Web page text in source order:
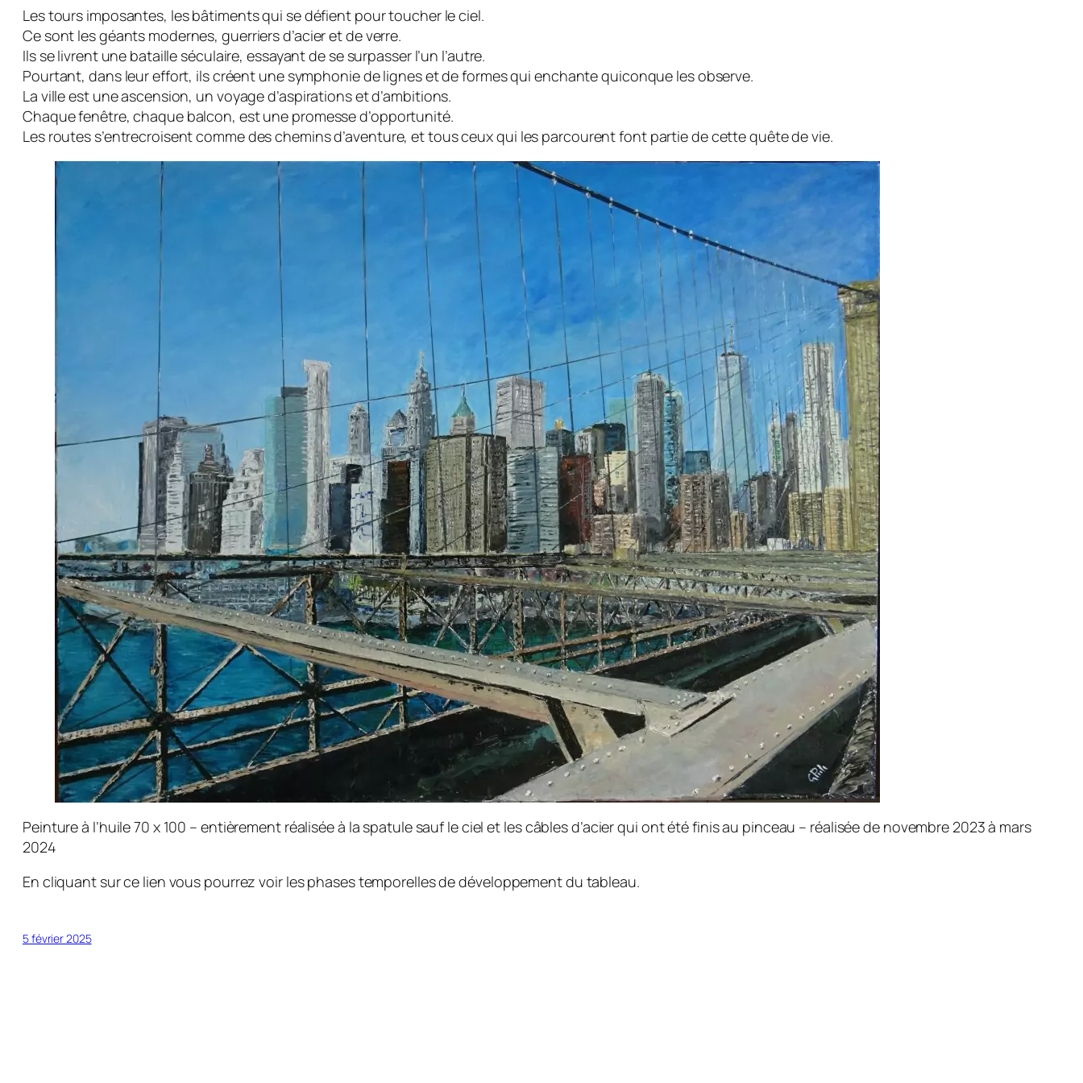
Les tours imposantes, les bâtiments qui se défient pour toucher le ciel.
Ce sont les géants modernes, guerriers d’acier et de verre.
Ils se livrent une bataille séculaire, essayant de se surpasser l’un l’autre.
Pourtant, dans leur effort, ils créent une symphonie de lignes et de formes qui enchante quiconque les observe.
La ville est une ascension, un voyage d’aspirations et d’ambitions.
Chaque fenêtre, chaque balcon, est une promesse d’opportunité.
Les routes s’entrecroisent comme des chemins d’aventure, et tous ceux qui les parcourent font partie de cette quête de vie.
Peinture à l’huile 70 x 100 – entièrement réalisée à la spatule sauf le ciel et les câbles d’acier qui ont été finis au pinceau – réalisée de novembre 2023 à mars
2024
En cliquant sur ce lien vous pourrez voir les phases temporelles de développement du tableau.
5 février 2025